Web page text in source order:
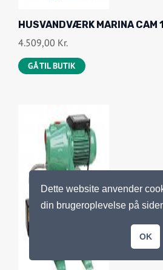
HUSVANDVÆRK MARINA
4.509,00 Kr.
GÅ TIL BUTIK
Dette website anvender
din brugeroplevelse på
OK